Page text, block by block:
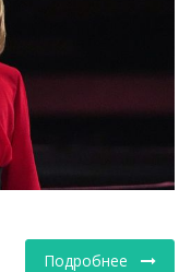
Подробнее